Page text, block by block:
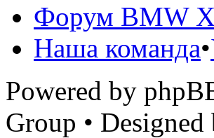
Форум BMW
Наша команда•
Powered by
Group •